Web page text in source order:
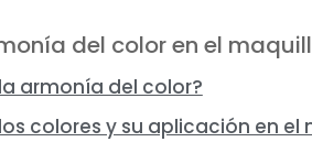
del color en el
armonía del color?
colores y su aplicación en el